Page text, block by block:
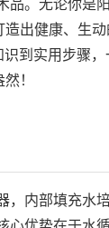
。无论你是
出健康、生
到实用步骤
！
内部填充水